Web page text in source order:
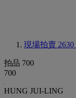
現場拍賣 2630
拍品 700
700
HUNG JUI-LING